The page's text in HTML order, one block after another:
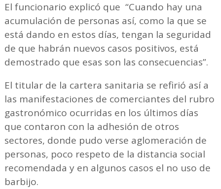
El funcionario explicó que “Cuando hay una
acumulación de personas así, como la que se
está dando en estos días, tengan la seguridad
de que habrán nuevos casos positivos, está
demostrado que esas son las consecuencias”.
El titular de la cartera sanitaria se refirió así a
las manifestaciones de comerciantes del rubro
gastronómico ocurridas en los últimos días
que contaron con la adhesión de otros
sectores, donde pudo verse aglomeración de
personas, poco respeto de la distancia social
recomendada y en algunos casos el no uso de
barbijo.